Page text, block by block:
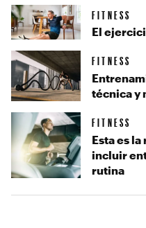
FITNESS
El
FITNESS
técnica y
FITNESS
Esta es
incluir
rutina